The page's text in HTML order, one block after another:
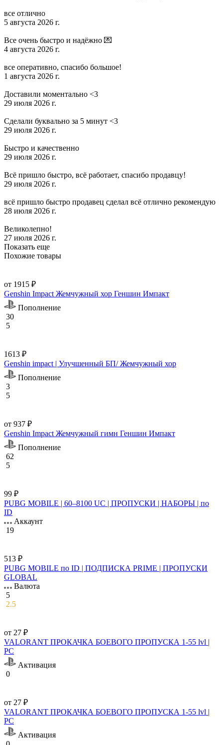
все отлично
5 августа 2026 г.
Все очень быстро и надёжно 💌
4 августа 2026 г.
все оперативно, спасибо большое!
1 августа 2026 г.
Доставили моментально <3
29 июля 2026 г.
Сделали буквально за 5 минут <3
29 июля 2026 г.
Быстро и качественно
29 июля 2026 г.
Всё пришло быстро, всё работает, спасибо продавцу!
29 июля 2026 г.
всё пришло быстро продавец сделал всё отлично рекомендую
28 июля 2026 г.
Великолепно!
27 июля 2026 г.
Показать еще
Похожие товары
от 1915 ₽
Genshin Impact Жемчужный хор Геншин Импакт
Пополнение
30
5
1613 ₽
Genshin impact | Улучшенный БП/ Жемчужный хор
Пополнение
3
5
от 937 ₽
Genshin Impact Жемчужный гимн Геншин Импакт
Пополнение
62
5
99 ₽
PUBG MOBILE | 60–8100 UC | ПРОПУСКИ | НАБОРЫ | по
ID
Аккаунт
19
513 ₽
PUBG MOBILE по ID | ПОДПИСКА PRIME | ПРОПУСКИ
GLOBAL
Валюта
5
2.5
от 27 ₽
VALORANT ПРОКАЧКА БОЕВОГО ПРОПУСКА 1-55 lvl |
PC
Активация
0
от 27 ₽
VALORANT ПРОКАЧКА БОЕВОГО ПРОПУСКА 1-55 lvl |
PC
Активация